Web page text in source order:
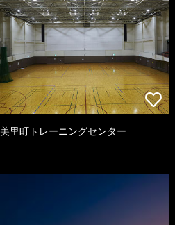
美里町トレーニングセンター